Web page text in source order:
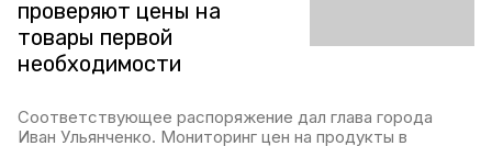
проверяют цены на
товары первой
необходимости
Соответствующее распоряжение дал глава города
Иван Ульянченко. Мониторинг цен на продукты в